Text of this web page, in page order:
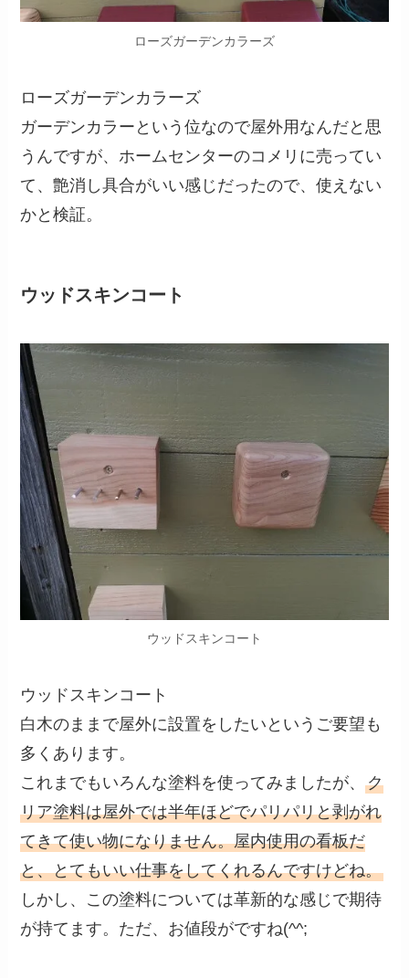
ローズガーデンカラーズ
ローズガーデンカラーズ
ガーデンカラーという位なので屋外用なんだと思
うんですが、ホームセンターのコメリに売ってい
て、艶消し具合がいい感じだったので、使えない
かと検証。
ウッドスキンコート
ウッドスキンコート
ウッドスキンコート
白木のままで屋外に設置をしたいというご要望も
多くあります。
これまでもいろんな塗料を使ってみましたが、ク
リア塗料は屋外では半年ほどでパリパリと剥がれ
てきて使い物になりません。屋内使用の看板だ
と、とてもいい仕事をしてくれるんですけどね。
しかし、この塗料については革新的な感じで期待
が持てます。ただ、お値段がですね(^^;